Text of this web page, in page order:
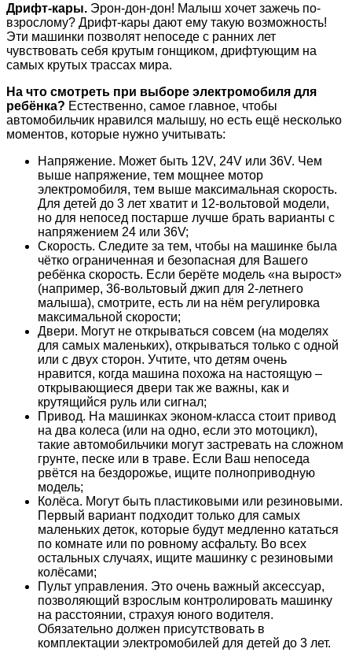
Дрифт-кары. Эрон-дон-дон! Малыш хочет зажечь по-
взрослому? Дрифт-кары дают ему такую возможность!
Эти машинки позволят непоседе с ранних лет
чувствовать себя крутым гонщиком, дрифтующим на
самых крутых трассах мира.
На что смотреть при выборе электромобиля для
ребёнка? Естественно, самое главное, чтобы
автомобильчик нравился малышу, но есть ещё несколько
моментов, которые нужно учитывать:
Напряжение. Может быть 12V, 24V или 36V. Чем
выше напряжение, тем мощнее мотор
электромобиля, тем выше максимальная скорость.
Для детей до 3 лет хватит и 12-вольтовой модели,
но для непосед постарше лучше брать варианты с
напряжением 24 или 36V;
Скорость. Следите за тем, чтобы на машинке была
чётко ограниченная и безопасная для Вашего
ребёнка скорость. Если берёте модель «на вырост»
(например, 36-вольтовый джип для 2-летнего
малыша), смотрите, есть ли на нём регулировка
максимальной скорости;
Двери. Могут не открываться совсем (на моделях
для самых маленьких), открываться только с одной
или с двух сторон. Учтите, что детям очень
нравится, когда машина похожа на настоящую –
открывающиеся двери так же важны, как и
крутящийся руль или сигнал;
Привод. На машинках эконом-класса стоит привод
на два колеса (или на одно, если это мотоцикл),
такие автомобильчики могут застревать на сложном
грунте, песке или в траве. Если Ваш непоседа
рвётся на бездорожье, ищите полноприводную
модель;
Колёса. Могут быть пластиковыми или резиновыми.
Первый вариант подходит только для самых
маленьких деток, которые будут медленно кататься
по комнате или по ровному асфальту. Во всех
остальных случаях, ищите машинку с резиновыми
колёсами;
Пульт управления. Это очень важный аксессуар,
позволяющий взрослым контролировать машинку
на расстоянии, страхуя юного водителя.
Обязательно должен присутствовать в
комплектации электромобилей для детей до 3 лет.